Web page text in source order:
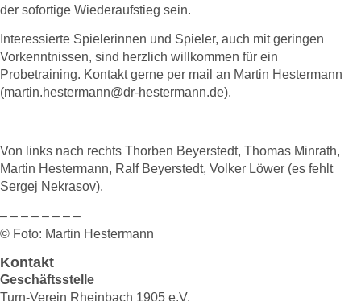
der sofortige Wiederaufstieg sein.
Interessierte Spielerinnen und Spieler, auch mit geringen
Vorkenntnissen, sind herzlich willkommen für ein
Probetraining. Kontakt gerne per mail an Martin Hestermann
(martin.hestermann@dr-hestermann.de).
Von links nach rechts Thorben Beyerstedt, Thomas Minrath,
Martin Hestermann, Ralf Beyerstedt, Volker Löwer (es fehlt
Sergej Nekrasov).
– – – – – – – –
© Foto: Martin Hestermann
Kontakt
Geschäftsstelle
Turn-Verein Rheinbach 1905 e.V.